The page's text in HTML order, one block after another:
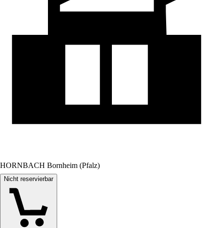
HORNBACH Bornheim (Pfalz)
Nicht reservierbar